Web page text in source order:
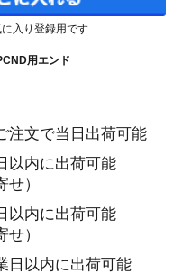
入り登録用です
用エンド
注文で当日出荷可能
以内に出荷可能
せ）
以内に出荷可能
せ）
日以内に出荷可能